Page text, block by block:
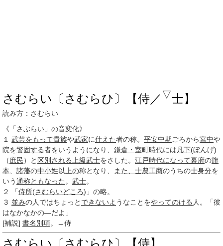
さむらい〔さむらひ〕【侍／ ▽士】
読み方：さむらい
《「さぶらい 」の音変化》
１
武芸をもって貴族や武家に仕えた者の称。 平安中期ごろから宮中や
院を警固する者をいうようになり、 鎌倉・室町時代には 凡下(ぼんげ)
（ 庶民）と 区別される 上級武士をさした。 江戸時代になって幕府の旗
本
諸藩の中小姓以 上の称となり、 また、 士農工商のうちの士身分を
いう通称ともなった 。 武士。
２
「侍所(さむらいどころ)」の略。
３ 並みの人ではちょっと できないよ うなことをやってのける 人。「彼
はなかなかの―だよ」
[補説] 書名別項。→侍
さむらい〔さむらひ〕【侍】